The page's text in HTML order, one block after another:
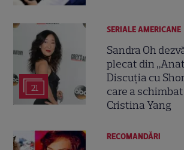
21
SERIALE AMERICANE
Sandra Oh
plecat din
Discuția cu
care a
Cristina Yang
RECOMANDĂRI